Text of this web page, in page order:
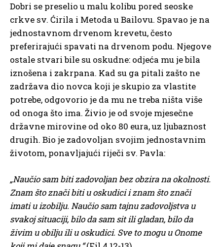
Dobri se preselio u malu kolibu pored seoske
crkve sv. Ćirila i Metoda u Bailovu. Spavao je na
jednostavnom drvenom krevetu, često
preferirajući spavati na drvenom podu. Njegove
ostale stvari bile su oskudne: odjeća mu je bila
iznošena i zakrpana. Kad su ga pitali zašto ne
zadržava dio novca koji je skupio za vlastite
potrebe, odgovorio je da mu ne treba ništa više
od onoga što ima. Živio je od svoje mjesečne
državne mirovine od oko 80 eura, uz ljubaznost
drugih. Bio je zadovoljan svojim jednostavnim
životom, ponavljajući riječi sv. Pavla:
„Naučio sam biti zadovoljan bez obzira na okolnosti.
Znam što znači biti u oskudici i znam što znači
imati u izobilju. Naučio sam tajnu zadovoljstva u
svakoj situaciji, bilo da sam sit ili gladan, bilo da
živim u obilju ili u oskudici. Sve to mogu u Onome